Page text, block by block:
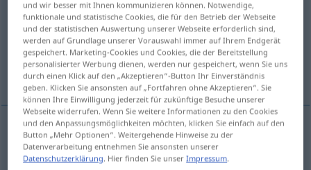
Übersicht aller Übersetzungen
(Für mehr Details die Übersetzung anklicken/antippen)
sprichwörtlich
sprichwörtlich proverbial
und wir besser mit Ihnen kommunizieren können. Notwendige,
funktionale und statistische Cookies, die für den Betrieb der Webseite
und der statistischen Auswertung unserer Webseite erforderlich sind,
werden auf Grundlage unserer Vorauswahl immer auf Ihrem Endgerät
gespeichert. Marketing-Cookies und Cookies, die der Bereitstellung
personalisierter Werbung dienen, werden nur gespeichert, wenn Sie uns
durch einen Klick auf den „Akzeptieren“-Button Ihr Einverständnis
geben. Klicken Sie ansonsten auf „Fortfahren ohne Akzeptieren“. Sie
können Ihre Einwilligung jederzeit für zukünftige Besuche unserer
Webseite widerrufen. Wenn Sie weitere Informationen zu den Cookies
und den Anpassungsmöglichkeiten möchten, klicken Sie einfach auf den
Button „Mehr Optionen“. Weitergehende Hinweise zu der
Datenverarbeitung entnehmen Sie ansonsten unserer
Datenschutzerklärung. Hier finden Sie unserImpressum.